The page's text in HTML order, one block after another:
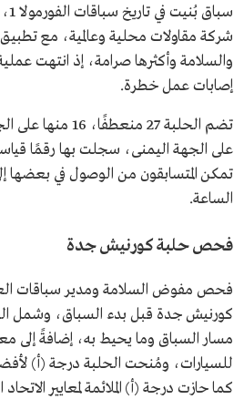
شركة مقاولات محلية وعالمية، مع
والسلامة وأكثرها صرامة، إذ انتهت
إصابات عمل خطرة.
على الجهة اليمنى، سجلت بها رقمًا
الساعة.
فحص حلبة كورنيش جدة
كورنيش جدة قبل بدء السباق، وشمل
مسار السباق وما يحيط به، إضافةً إلى
للسيارات، ومُنحت الحلبة درجة (أ)
كما حازت درجة (أ) الملائمة لمعايير